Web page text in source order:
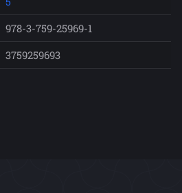
978-3-759-25969-1
3759259693